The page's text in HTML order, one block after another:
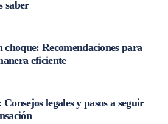
saber
Recomendaciones para
eficiente
legales y pasos a seguir